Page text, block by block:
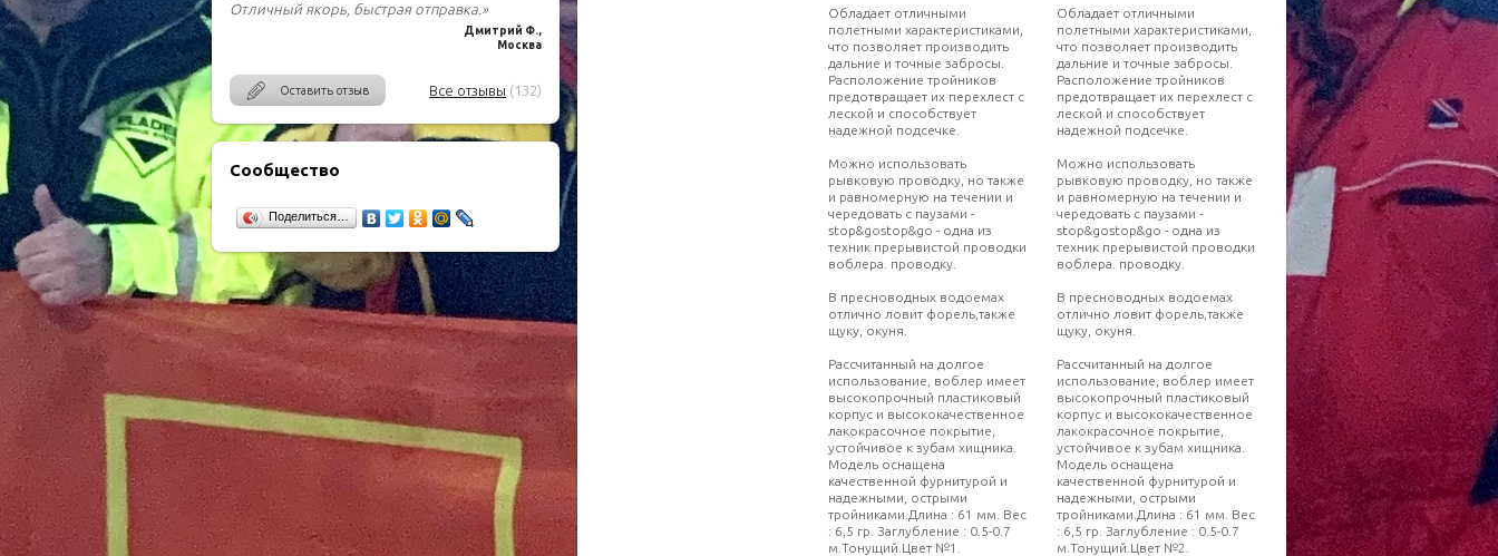
Отличный якорь, быстрая отправка.»
Дмитрий Ф.,
Москва
Оставить отзыв Все отзывы (132)
Сообщество
Поделиться…
Обладает отличными
полетными характеристиками,
что позволяет производить
дальние и точные забросы.
Расположение тройников
предотвращает их перехлест с
леской и способствует
надежной подсечке.
Можно использовать
рывковую проводку, но также
и равномерную на течении и
чередовать с паузами -
stop&gostop&go - одна из
техник прерывистой проводки
воблера. проводку.
В пресноводных водоемах
отлично ловит форель,также
щуку, окуня.
Рассчитанный на долгое
использование, воблер имеет
высокопрочный пластиковый
корпус и высококачественное
лакокрасочное покрытие,
устойчивое к зубам хищника.
Модель оснащена
качественной фурнитурой и
надежными, острыми
тройниками.Длина : 61 мм. Вес
: 6,5 гр. Заглубление : 0.5-0.7
м.Тонущий.Цвет №1.
Обладает отличными
полетными характеристиками,
что позволяет производить
дальние и точные забросы.
Расположение тройников
предотвращает их перехлест с
леской и способствует
надежной подсечке.
Можно использовать
рывковую проводку, но также
и равномерную на течении и
чередовать с паузами -
stop&gostop&go - одна из
техник прерывистой проводки
воблера. проводку.
В пресноводных водоемах
отлично ловит форель,также
щуку, окуня.
Рассчитанный на долгое
использование, воблер имеет
высокопрочный пластиковый
корпус и высококачественное
лакокрасочное покрытие,
устойчивое к зубам хищника.
Модель оснащена
качественной фурнитурой и
надежными, острыми
тройниками.Длина : 61 мм. Вес
: 6,5 гр. Заглубление : 0.5-0.7
м.Тонущий.Цвет №2.